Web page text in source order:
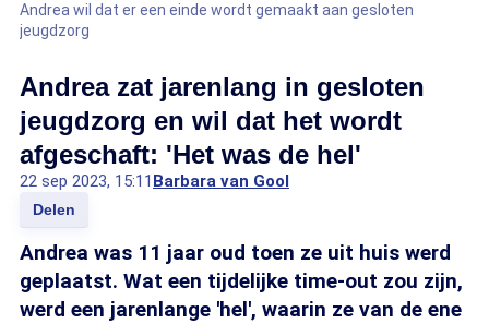
Andrea wil dat er een einde wordt gemaakt aan gesloten
jeugdzorg
Andrea zat jarenlang in gesloten
jeugdzorg en wil dat het wordt
afgeschaft: 'Het was de hel'
22 sep 2023, 15:11 Barbara van Gool
Delen
Andrea was 11 jaar oud toen ze uit huis werd
geplaatst. Wat een tijdelijke time-out zou zijn,
werd een jarenlange 'hel', waarin ze van de ene